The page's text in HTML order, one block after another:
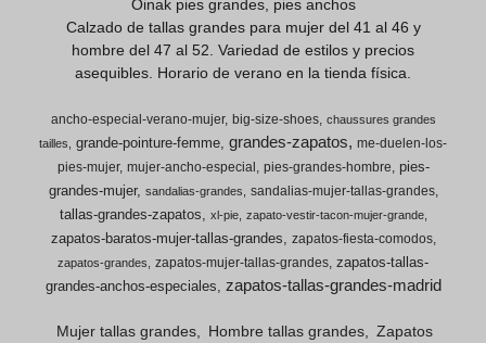
Oinak pies grandes, pies anchos
Calzado de tallas grandes para mujer del 41 al 46 y
hombre del 47 al 52. Variedad de estilos y precios
asequibles. Horario de verano en la tienda física.
ancho-especial-verano-mujer big-size-shoes
chaussures grandes
tailles
grande-pointure-femme grandes-zapatos
me-duelen-los-
pies-mujer mujer-ancho-especial pies-grandes-hombre pies-
grandes-mujer
sandalias-grandes sandalias-mujer-tallas-grandes
tallas-grandes-zapatos xl-pie zapato-vestir-tacon-mujer-grande
zapatos-baratos-mujer-tallas-grandes zapatos-fiesta-comodos
zapatos-grandes zapatos-mujer-tallas-grandes zapatos-tallas-
grandes-anchos-especiales zapatos-tallas-grandes-madrid
Mujer tallas grandes Hombre tallas grandes
Zapatos